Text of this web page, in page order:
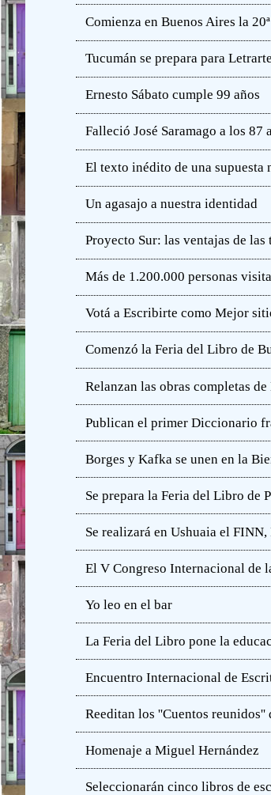
Comienza en Buenos Aires la
Tucumán se prepara para
Ernesto Sábato cumple 99 años
Falleció José Saramago a los 87
El texto inédito de una supuesta
Un agasajo a nuestra identidad
Proyecto Sur: las ventajas de las
Más de 1.200.000 personas
Votá a Escribirte como Mejor
Comenzó la Feria del Libro de
Relanzan las obras completas
Publican el primer Diccionario
Borges y Kafka se unen en la
Se prepara la Feria del Libro de
Se realizará en Ushuaia el
El V Congreso Internacional de
Yo leo en el bar
La Feria del Libro pone la
Encuentro Internacional de
Reeditan los ''Cuentos reunidos''
Homenaje a Miguel Hernández
Seleccionarán cinco libros de